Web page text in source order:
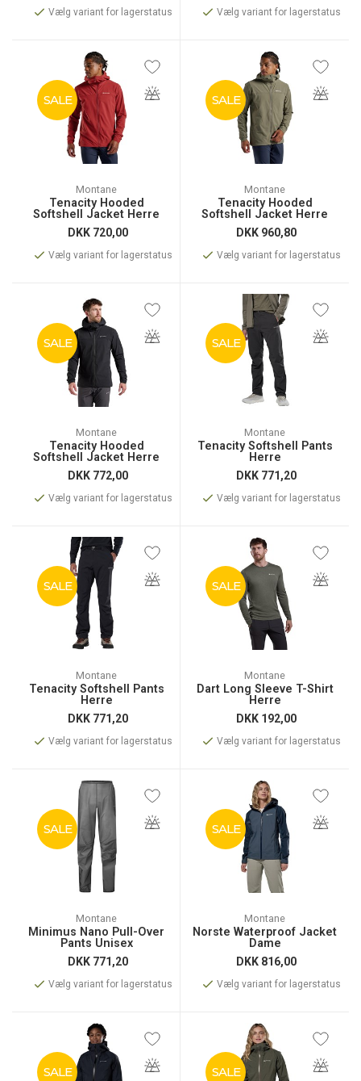
Vælg variant for lagerstatus Vælg variant for lagerstatus
SALE
Montane
Tenacity Hooded
Softshell Jacket Herre
DKK 720,00
Vælg variant for lagerstatus
SALE
Montane
Tenacity Hooded
Softshell Jacket Herre
DKK 960,80
Vælg variant for lagerstatus
SALE
Montane
Tenacity Hooded
Softshell Jacket Herre
DKK 772,00
Vælg variant for lagerstatus
SALE
Montane
Tenacity Softshell Pants
Herre
DKK 771,20
Vælg variant for lagerstatus
SALE
Montane
Tenacity Softshell Pants
Herre
DKK 771,20
Vælg variant for lagerstatus
SALE
Montane
Dart Long Sleeve T-Shirt
Herre
DKK 192,00
Vælg variant for lagerstatus
SALE
Montane
Minimus Nano Pull-Over
Pants Unisex
DKK 771,20
Vælg variant for lagerstatus
SALE
Montane
Norste Waterproof Jacket
Dame
DKK 816,00
Vælg variant for lagerstatus
SALE SALE